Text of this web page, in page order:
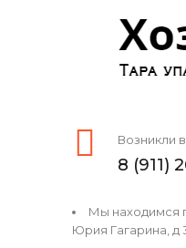
Возникли
8 (911)
Мы находимся
Юрия Гагарина, д